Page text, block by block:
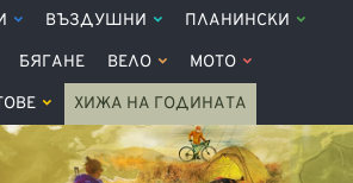
ВЪЗДУШНИ ПЛАНИНСКИ
БЯГАНЕ ВЕЛО МОТО
ХИЖА НА ГОДИНАТА